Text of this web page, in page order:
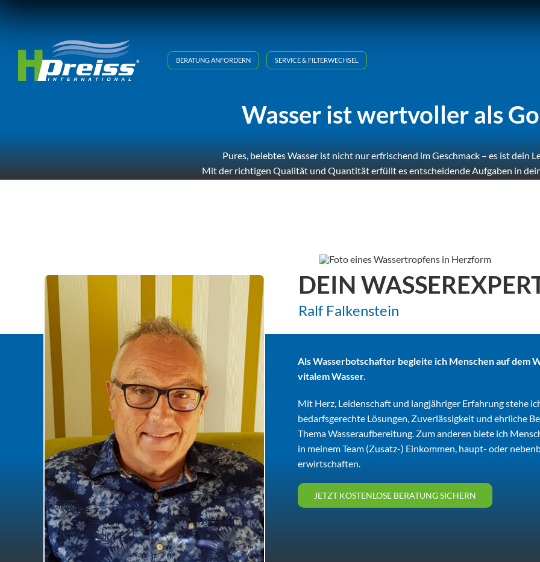
BERATUNG ANFORDERN SERVICE & FILTERWECHSEL
Wasser ist wertvoller als
Pures, belebtes Wasser ist nicht nur erfrischend im Geschmack – es ist dein
Mit der richtigen Qualität und Quantität erfüllt es entscheidende Aufgaben in
DEIN
Ralf Falkenstein
Als Wasserbotschafter begleite ich Menschen auf dem
vitalem Wasser.
Mit Herz, Leidenschaft und langjähriger Erfahrung stehe
bedarfsgerechte Lösungen, Zuverlässigkeit und ehrliche
Thema Wasseraufbereitung. Zum anderen biete ich
in meinem Team (Zusatz-) Einkommen, haupt- oder
erwirtschaften.
JETZT KOSTENLOSE BERATUNG SICHERN